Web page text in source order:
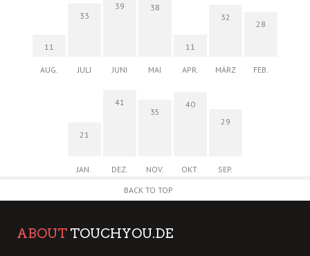
11
AUG.
33
JULI
39
JUNI
38
MAI
11
APR.
32
MÄRZ
28
FEB.
21
JAN.
41
DEZ.
35
NOV.
40
OKT.
29
SEP.
BACK TO TOP
ABOUT TOUCHYOU.DE